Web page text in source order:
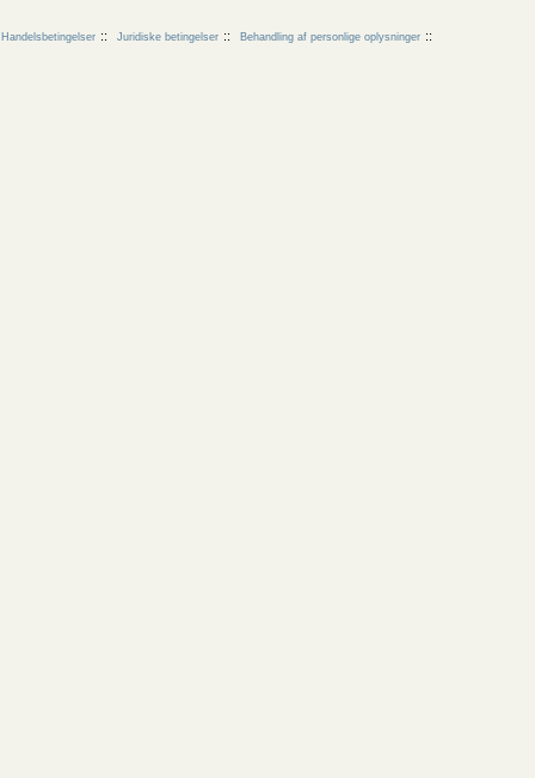
Handelsbetingelser Juridiske betingelser Behandling af personlige oplysninger